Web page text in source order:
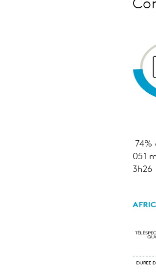
74%
051
3h26